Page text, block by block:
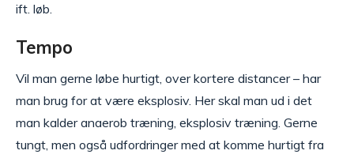
ift. løb.
Tempo
Vil man gerne løbe hurtigt, over kortere distancer – har
man brug for at være eksplosiv. Her skal man ud i det
man kalder anaerob træning, eksplosiv træning. Gerne
tungt, men også udfordringer med at komme hurtigt fra